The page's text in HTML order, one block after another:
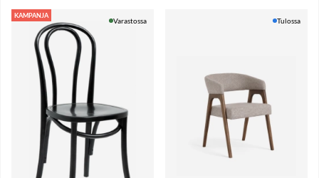
KAMPANJA
Varastossa Tulossa